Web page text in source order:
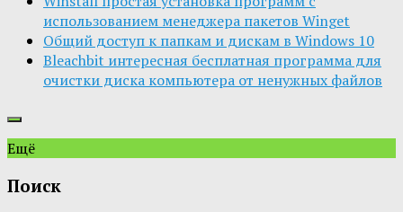
использованием менеджера пакетов Winget
Общий доступ к папкам и дискам в Windows 10
Bleachbit интересная бесплатная программа для
очистки диска компьютера от ненужных файлов
Ещё
Поиск